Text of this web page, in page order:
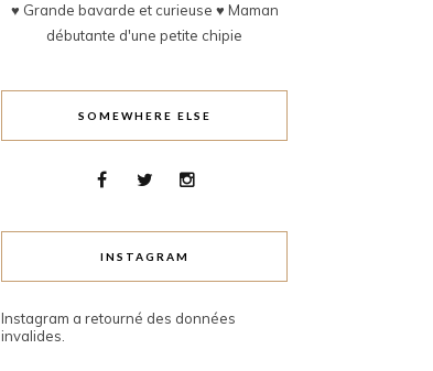
♥ Grande bavarde et curieuse ♥ Maman
débutante d'une petite chipie
SOMEWHERE ELSE
INSTAGRAM
Instagram a retourné des données
invalides.